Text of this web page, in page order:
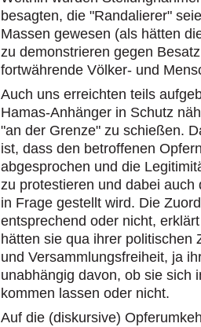
besagten, die "Randalierer"
Massen gewesen (als hätten
zu demonstrieren gegen
fortwährende Völker- und
Auch uns erreichten teils
Hamas-Anhänger in Schutz
"an der Grenze" zu schießen.
ist, dass den betroffenen
abgesprochen und die
zu protestieren und dabei
in Frage gestellt wird. Die
entsprechend oder nicht,
hätten sie qua ihrer politischen
und Versammlungsfreiheit, ja
unabhängig davon, ob sie sich
kommen lassen oder nicht.
Auf die (diskursive)